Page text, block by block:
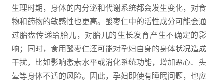
生理时期，身体的内分泌和代谢系统都会发生变化，对食
物和药物的敏感性也更高。酸枣仁中的活性成分可能会通
过胎盘传递给胎儿，对胎儿的生长发育产生不确定的影
响；同时，食用酸枣仁还可能对孕妇自身的身体状况造成
干扰，比如影响激素水平或消化系统功能，增加恶心、头
晕等身体不适的风险。因此，孕妇即使有睡眠问题，也应